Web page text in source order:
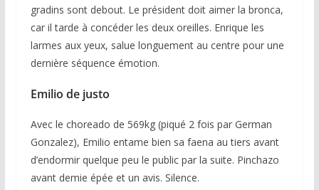
gradins sont debout. Le président doit aimer la bronca,
car il tarde à concéder les deux oreilles. Enrique les
larmes aux yeux, salue longuement au centre pour une
dernière séquence émotion.
Emilio de justo
Avec le choreado de 569kg (piqué 2 fois par German
Gonzalez), Emilio entame bien sa faena au tiers avant
d’endormir quelque peu le public par la suite. Pinchazo
avant demie épée et un avis. Silence.